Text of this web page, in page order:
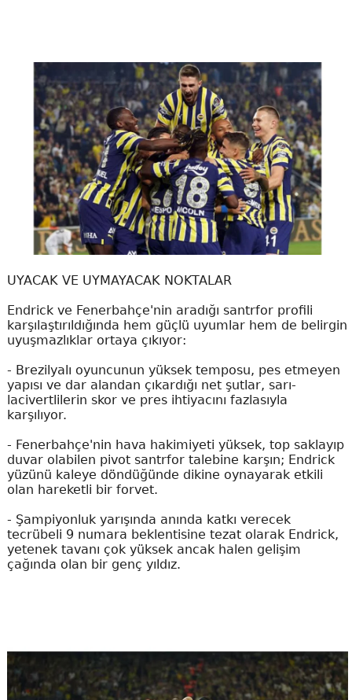
UYACAK VE UYMAYACAK NOKTALAR
Endrick ve Fenerbahçe'nin aradığı santrfor profili
karşılaştırıldığında hem güçlü uyumlar hem de belirgin
uyuşmazlıklar ortaya çıkıyor:
- Brezilyalı oyuncunun yüksek temposu, pes etmeyen
yapısı ve dar alandan çıkardığı net şutlar, sarı-
lacivertlilerin skor ve pres ihtiyacını fazlasıyla
karşılıyor.
- Fenerbahçe'nin hava hakimiyeti yüksek, top saklayıp
duvar olabilen pivot santrfor talebine karşın; Endrick
yüzünü kaleye döndüğünde dikine oynayarak etkili
olan hareketli bir forvet.
- Şampiyonluk yarışında anında katkı verecek
tecrübeli 9 numara beklentisine tezat olarak Endrick,
yetenek tavanı çok yüksek ancak halen gelişim
çağında olan bir genç yıldız.